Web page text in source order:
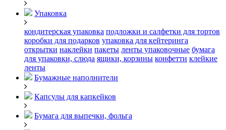
Упаковка
кондитерская упаковка подложки и салфетки для тортов
коробки для подарков упаковка для кейтеринга
открытки наклейки пакеты ленты упаковочные бумага
для упаковки, слюда ящики, корзины конфетти клейкие
ленты
Бумажные наполнители
Капсулы для капкейков
Бумага для выпечки, фольга